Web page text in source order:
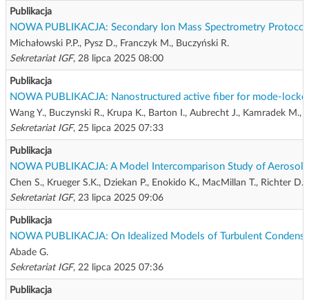
Publikacja
NOWA PUBLIKACJA: Secondary Ion Mass Spectrometry
Michałowski P.P., Pysz D., Franczyk M., Buczyński R.
Sekretariat IGF, 28 lipca 2025 08:00
Publikacja
NOWA PUBLIKACJA: Nanostructured active fiber for mode-
Wang Y., Buczynski R., Krupa K., Barton I., Aubrecht J., Kamradek M.,
Sekretariat IGF, 25 lipca 2025 07:33
Publikacja
NOWA PUBLIKACJA: A Model Intercomparison Study of
Chen S., Krueger S.K., Dziekan P., Enokido K., MacMillan T., Richter
Sekretariat IGF, 23 lipca 2025 09:06
Publikacja
NOWA PUBLIKACJA: On Idealized Models of Turbulent
Abade G.
Sekretariat IGF, 22 lipca 2025 07:36
Publikacja